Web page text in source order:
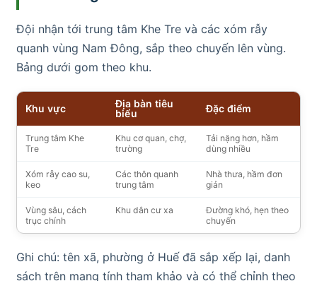
Đội nhận tới trung tâm Khe Tre và các xóm rẫy
quanh vùng Nam Đông, sắp theo chuyến lên vùng.
Bảng dưới gom theo khu.
Khu vực
Địa bàn tiêu
biểu
Đặc điểm
Trung tâm Khe
Tre
Khu cơ quan, chợ,
trường
Tải nặng hơn, hầm
dùng nhiều
Xóm rẫy cao su,
keo
Các thôn quanh
trung tâm
Nhà thưa, hầm đơn
giản
Vùng sâu, cách
trục chính
Khu dân cư xa
Đường khó, hẹn theo
chuyến
Ghi chú: tên xã, phường ở Huế đã sắp xếp lại, danh
sách trên mang tính tham khảo và có thể chỉnh theo